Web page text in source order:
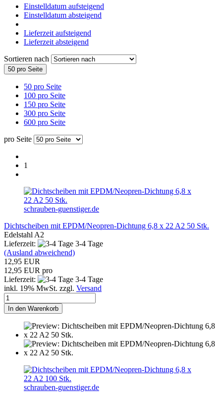
Einstelldatum aufsteigend
Einstelldatum absteigend
Lieferzeit aufsteigend
Lieferzeit absteigend
Sortieren nach
50 pro Seite
50 pro Seite
100 pro Seite
150 pro Seite
300 pro Seite
600 pro Seite
pro Seite
1
schrauben-guenstiger.de
Dichtscheiben mit EPDM/Neopren-Dichtung 6,8 x 22 A2 50 Stk.
Edelstahl A2
Lieferzeit:
3-4 Tage
(Ausland abweichend)
12,95 EUR
12,95 EUR pro
Lieferzeit:
3-4 Tage
inkl. 19% MwSt. zzgl. Versand
In den Warenkorb
schrauben-guenstiger.de